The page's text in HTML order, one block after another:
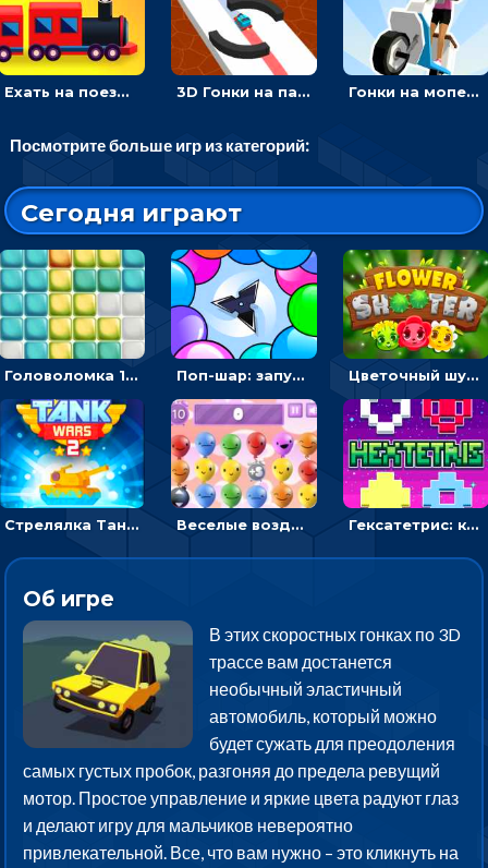
Ехать на поезде, через препятствия и собирать пассажиров - для мальчиков 3D Гонки на паровозике: ехать по линии или обходить преграды Гонки на мопеде с курьером: менять полосы движения, чтобы собирать деньги
Посмотрите больше игр из категорий:
Сегодня играют
Головоломка 10х10 Поп-шар: запускать колючку, чтобы лопать воздушные шарики Цветочный шутер: стрелять пчелками по цветам
Стрелялка Танковые войны: бить по танку врага, чтобы уничтожить зло Веселые воздушные шары: соедини одноцветные в линию Гексатетрис: кидать блок, чтобы складывать три в ряд - головоломка
Об игре
В этих скоростных гонках по 3D
трассе вам достанется
необычный эластичный
автомобиль, который можно
будет сужать для преодоления
самых густых пробок, разгоняя до предела ревущий
мотор. Простое управление и яркие цвета радуют глаз
и делают игру для мальчиков невероятно
привлекательной. Все, что вам нужно – это кликнуть на